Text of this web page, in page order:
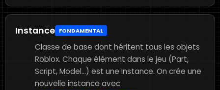
Instance FONDAMENTAL
Classe de base dont héritent tous les objets
Roblox. Chaque élément dans le jeu (Part,
Script, Model...) est une Instance. On crée une
nouvelle instance avec